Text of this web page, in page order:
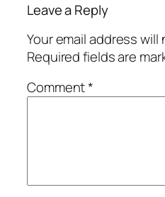
Leave a Reply
Your email address
Required fields are
Comment*